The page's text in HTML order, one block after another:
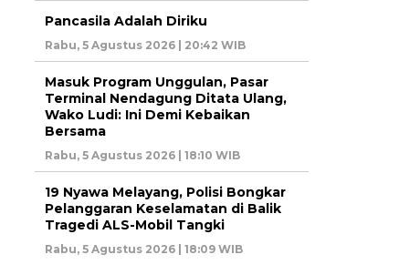
Pancasila Adalah Diriku
Rabu, 5 Agustus 2026 | 20:42 WIB
Masuk Program Unggulan, Pasar
Terminal Nendagung Ditata Ulang,
Wako Ludi: Ini Demi Kebaikan
Bersama
Rabu, 5 Agustus 2026 | 18:10 WIB
19 Nyawa Melayang, Polisi Bongkar
Pelanggaran Keselamatan di Balik
Tragedi ALS-Mobil Tangki
Rabu, 5 Agustus 2026 | 18:09 WIB